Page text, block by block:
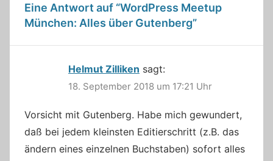
Eine Antwort auf “WordPress Meetup
München: Alles über Gutenberg”
Helmut Zilliken sagt:
18. September 2018 um 17:21 Uhr
Vorsicht mit Gutenberg. Habe mich gewundert,
daß bei jedem kleinsten Editierschritt (z.B. das
ändern eines einzelnen Buchstaben) sofort alles